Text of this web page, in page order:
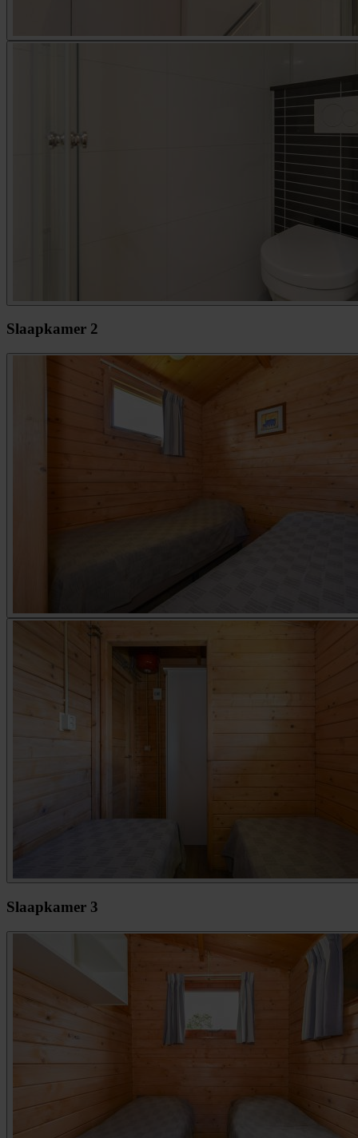
Slaapkamer 2
Slaapkamer 3